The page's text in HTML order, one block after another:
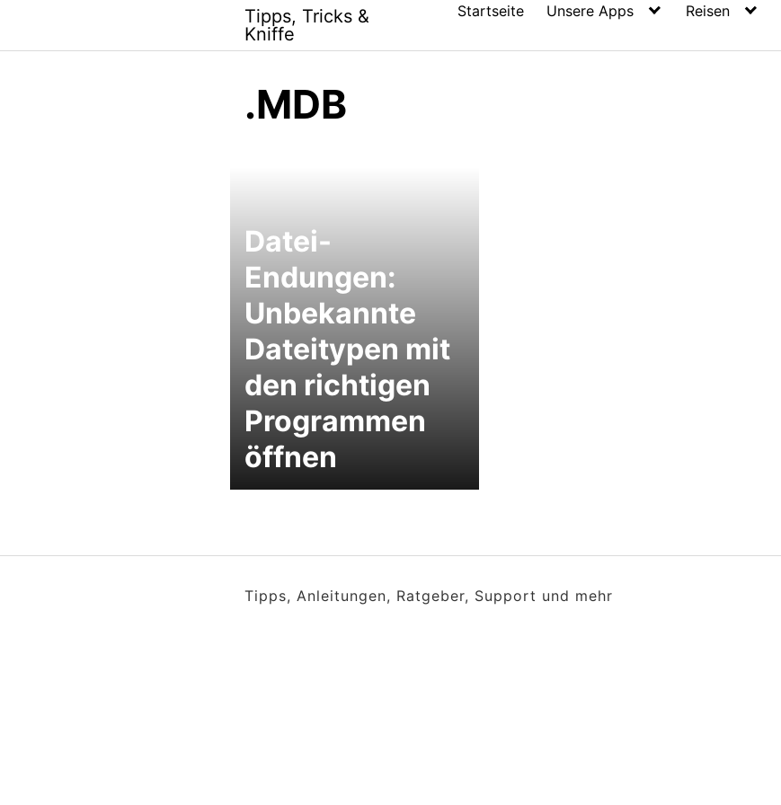
content
Tipps, Tricks &
Kniffe
Startseite Unsere Apps Reisen
.MDB
Datei-
Endungen:
Unbekannte
Dateitypen mit
den richtigen
Programmen
öffnen
Tipps, Anleitungen, Ratgeber, Support und mehr